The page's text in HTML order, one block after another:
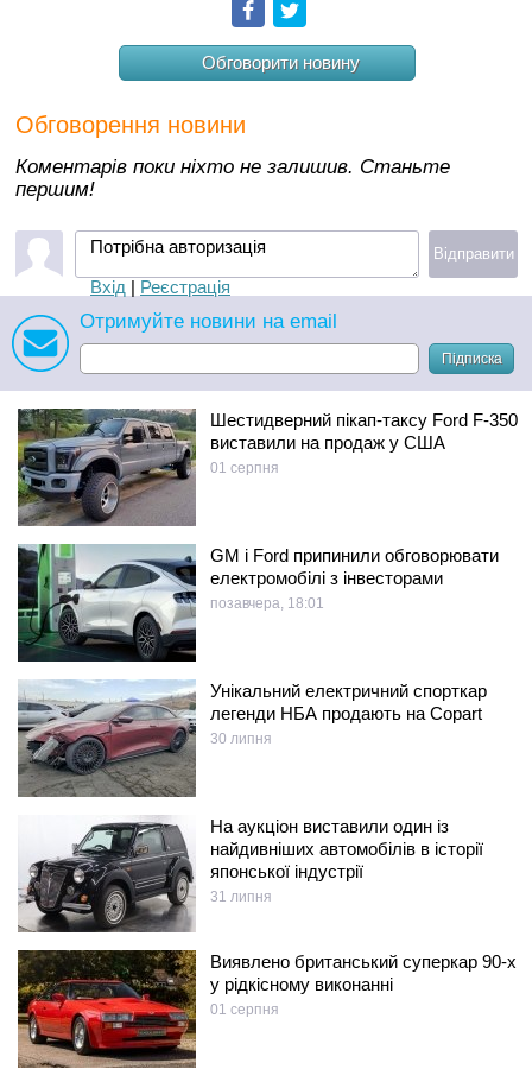
Facebook
Обговорити новину
Обговорення новини
Коментарів поки ніхто не залишив. Станьте
першим!
Потрібна авторизація
Вхід | Реєстрація
Відправити
Отримуйте новини на email
Підписка
Шестидверний пікап-таксу Ford F-350
виставили на продаж у США
01 серпня
GM і Ford припинили обговорювати
електромобілі з інвесторами
позавчера, 18:01
Унікальний електричний спорткар
легенди НБА продають на Copart
30 липня
На аукціон виставили один із
найдивніших автомобілів в історії
японської індустрії
31 липня
Виявлено британський суперкар 90-х
у рідкісному виконанні
01 серпня